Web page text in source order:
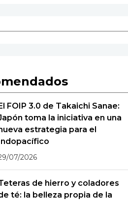
FOIP 3.0 de Takaichi Sanae:
toma la iniciativa en una
estrategia para el
07/2026
de hierro y coladores
té: la belleza propia de la